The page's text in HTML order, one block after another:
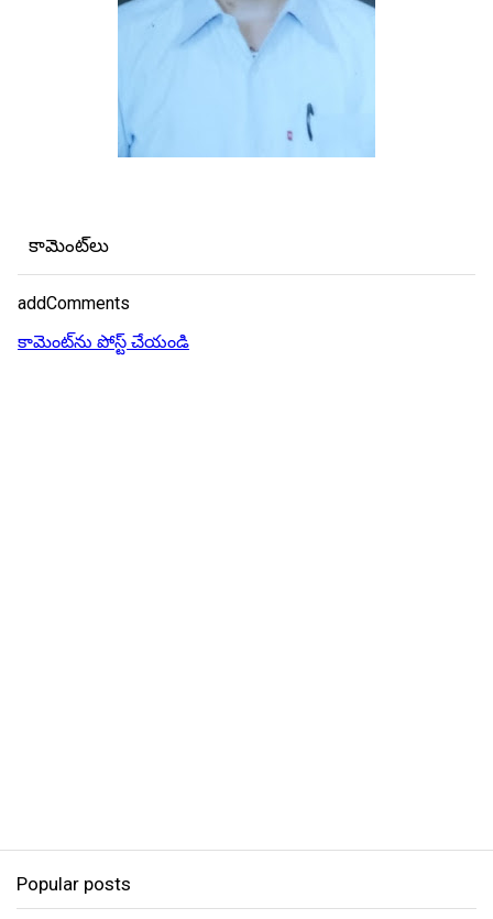
కామెంట్‌లు
addComments
కామెంట్‌ను పోస్ట్ చేయండి
Popular posts